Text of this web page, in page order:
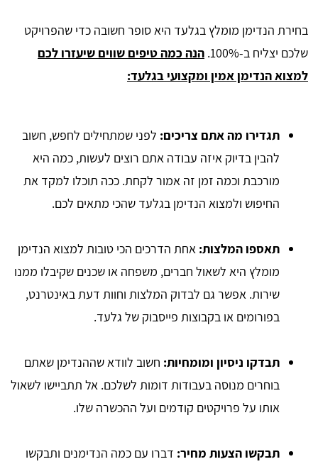
בחירת הנדימן מומלץ בגלעד היא סופר חשובה כדי שהפרויקט
שלכם יצליח ב-100%.
הנה כמה טיפים שווים שיעזרו לכם
למצוא הנדימן אמין ומקצועי בגלעד:
תגדירו מה אתם צריכים: לפני שמתחילים לחפש, חשוב
להבין בדיוק איזה עבודה אתם רוצים לעשות, כמה היא
מורכבת וכמה זמן זה אמור לקחת. ככה תוכלו למקד את
החיפוש ולמצוא הנדימן בגלעד שהכי מתאים לכם.
תאספו המלצות: אחת הדרכים הכי טובות למצוא הנדימן
מומלץ היא לשאול חברים, משפחה או שכנים שקיבלו ממנו
שירות. אפשר גם לבדוק המלצות וחוות דעת באינטרנט,
בפורומים או בקבוצות פייסבוק של גלעד.
תבדקו ניסיון ומומחיות: חשוב לוודא שההנדימן שאתם
בוחרים מנוסה בעבודות דומות לשלכם. אל תתביישו לשאול
אותו על פרויקטים קודמים ועל ההכשרה שלו.
תבקשו הצעות מחיר: דברו עם כמה הנדימנים ותבקשו